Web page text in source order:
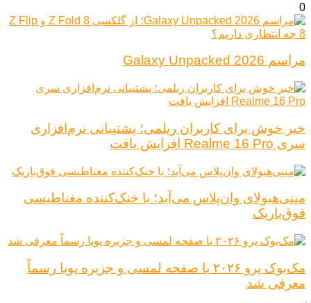
0
مراسم Galaxy Unpacked 2026
خبر خوش برای کاربران ریلمی؛ پشتیبانی نرم‌افزاری
سری Realme 16 Pro افزایش یافت
مینی‌هیولای وان‌پلاس می‌آید؛ با خنک‌کننده مغناطیسی
فوق‌باریک
مک‌بوک پرو ۲۰۲۶ با صفحه لمسی و جزیره پویا رسماً
معرفی شد